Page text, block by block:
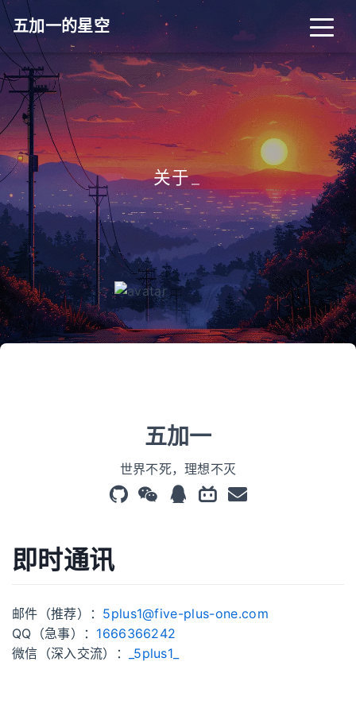
五加一的星空
关于_
五加一
世界不死，理想不灭
即时通讯
邮件（推荐）： 5plus1@five-plus-one.com
QQ（急事）： 1666366242
微信（深入交流）：
_5plus1_